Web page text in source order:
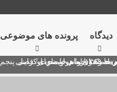
دیدگاه‌ پرونده های موضوعی
درباره هواپیمای اوکراینی
خامنه ای
+ نکته خوانی و صوت